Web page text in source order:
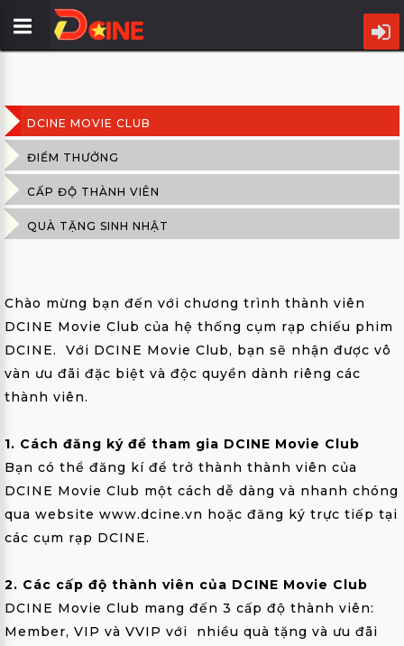
LỊCH
CHIẾU
PHIM
CỤM
ƯU
ĐÃI
TIN
ĐIỆN
ẢNH
THÀNH
VIÊN
FAQS
LIÊN
MUA
GÓI
DCINE MOVIE CLUB
ĐIỂM THƯỞNG
CẤP ĐỘ THÀNH VIÊN
QUÀ TẶNG SINH NHẬT
22
Chào mừng bạn đến với chương trình thành viên
DCINE Movie Club của hệ thống cụm rạp chiếu phim
DCINE. Với DCINE Movie Club, bạn sẽ nhận được vô
vàn ưu đãi đặc biệt và độc quyền dành riêng các
thành viên.
1. Cách đăng ký để tham gia DCINE Movie Club
Bạn có thể đăng kí để trở thành thành viên của
DCINE Movie Club một cách dễ dàng và nhanh chóng
qua website www.dcine.vn hoặc đăng ký trực tiếp tại
các cụm rạp DCINE.
2. Các cấp độ thành viên của DCINE Movie Club
DCINE Movie Club mang đến 3 cấp độ thành viên:
Member, VIP và VVIP với nhiều quà tặng và ưu đãi